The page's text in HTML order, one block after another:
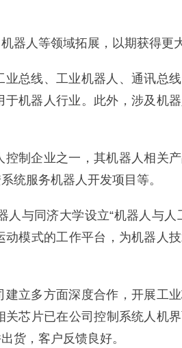
器人等领域拓展，以期获得更
总线、工业机器人、通讯总
机器人行业。此外，涉及机
制企业之一，其机器人相关
统服务机器人开发项目等。
与同济大学设立“机器人与人
模式的工作平台，为机器人
立多方面深度合作，开展工
芯片已在公司控制系统人机
货，客户反馈良好。